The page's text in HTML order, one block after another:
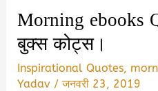
Hindi
Morning
ebooks
|
सुबह
Morning ebooks
बुक्स कोट्स।
Inspirational Quotes,
Yadav /जनवरी 23, 2019